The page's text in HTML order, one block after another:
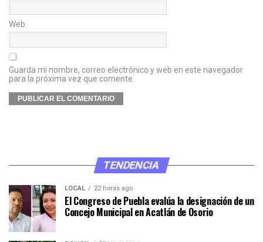
Web
Guarda mi nombre, correo electrónico y web en este navegador
para la próxima vez que comente.
TENDENCIA
LOCAL 22 horas ago
El Congreso de Puebla evalúa la designación de un
Concejo Municipal en Acatlán de Osorio